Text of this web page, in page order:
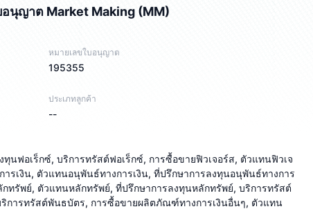
นุญาต Market Making (MM)
หมายเลขใบอนุญาต
195355
ประเภทลูกค้า
--
นฟอเร็กซ์, บริการทรัสต์ฟอเร็กซ์, การซื้อขายฟิวเจอร์ส, ตัวแทนฟิวเจ
รเงิน, ตัวแทนอนุพันธ์ทางการเงิน, ที่ปรึกษาการลงทุนอนุพันธ์ทางการ
ทรัพย์, ตัวแทนหลักทรัพย์, ที่ปรึกษาการลงทุนหลักทรัพย์, บริการทรัสต์
ารทรัสต์พันธบัตร, การซื้อขายผลิตภัณฑ์ทางการเงินอื่นๆ, ตัวแทน